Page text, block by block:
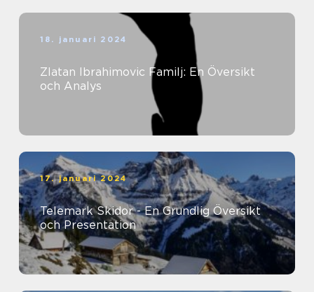
18. januari 2024
Zlatan Ibrahimovic Familj: En Översikt
och Analys
17. januari 2024
Telemark Skidor - En Grundlig Översikt
och Presentation